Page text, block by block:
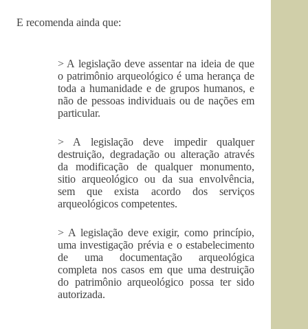
E recomenda ainda que:
> A legislação deve assentar na ideia de que
o patrimônio arqueológico é uma herança de
toda a humanidade e de grupos humanos, e
não de pessoas individuais ou de nações em
particular.
> A legislação deve impedir qualquer
destruição, degradação ou alteração através
da modificação de qualquer monumento,
sitio arqueológico ou da sua envolvência,
sem que exista acordo dos serviços
arqueológicos competentes.
> A legislação deve exigir, como princípio,
uma investigação prévia e o estabelecimento
de uma documentação arqueológica
completa nos casos em que uma destruição
do patrimônio arqueológico possa ter sido
autorizada.